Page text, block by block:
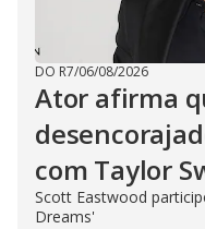
DO R7/06/08/2026
Ator afirma
com Taylor
Scott Eastwood
Dreams'